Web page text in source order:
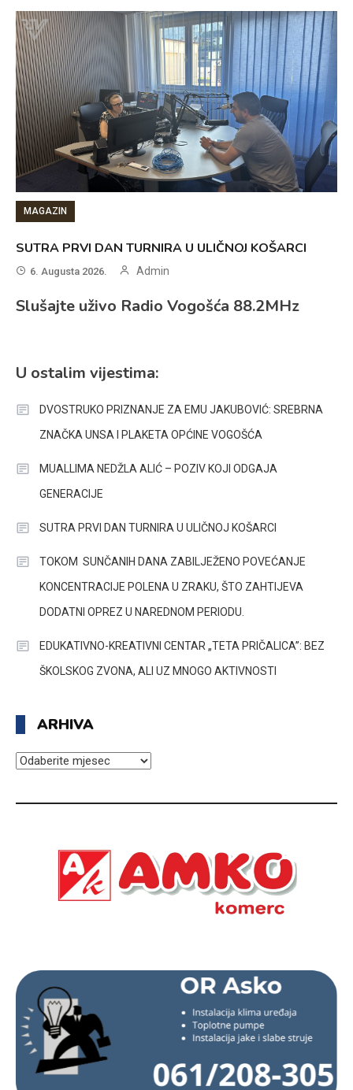
MAGAZIN
SUTRA PRVI DAN TURNIRA U ULIČNOJ KOŠARCI
6. Augusta 2026. Admin
Slušajte uživo Radio Vogošća 88.2MHz
U ostalim vijestima:
DVOSTRUKO PRIZNANJE ZA EMU JAKUBOVIĆ: SREBRNA
ZNAČKA UNSA I PLAKETA OPĆINE VOGOŠĆA
MUALLIMA NEDŽLA ALIĆ – POZIV KOJI ODGAJA
GENERACIJE
SUTRA PRVI DAN TURNIRA U ULIČNOJ KOŠARCI
TOKOM SUNČANIH DANA ZABILJEŽENO POVEĆANJE
KONCENTRACIJE POLENA U ZRAKU, ŠTO ZAHTIJEVA
DODATNI OPREZ U NAREDNOM PERIODU.
EDUKATIVNO-KREATIVNI CENTAR „TETA PRIČALICA”: BEZ
ŠKOLSKOG ZVONA, ALI UZ MNOGO AKTIVNOSTI
ARHIVA
ARHIVA